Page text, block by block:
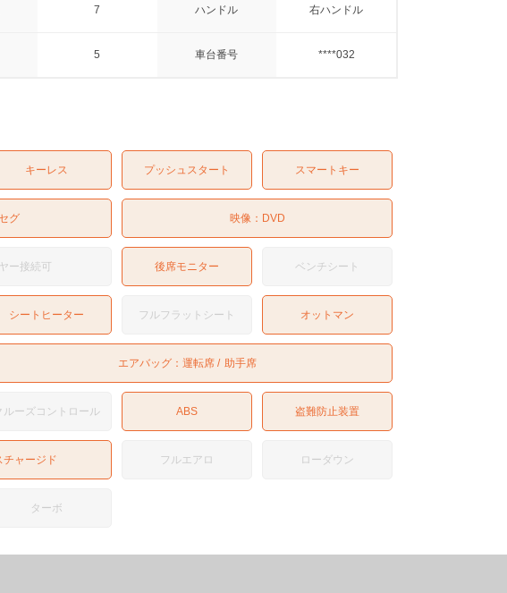
7 ハンドル 右ハンドル
5 車台番号 ****032
キーレス プッシュスタート スマートキー
グ 映像： DVD
ー接続可 後席モニター ベンチシート
シートヒーター フルフラットシート オットマン
エアバッグ： 運転席 助手席
ルーズコントロール ABS 盗難防止装置
チャージド フルエアロ ローダウン
ターボ